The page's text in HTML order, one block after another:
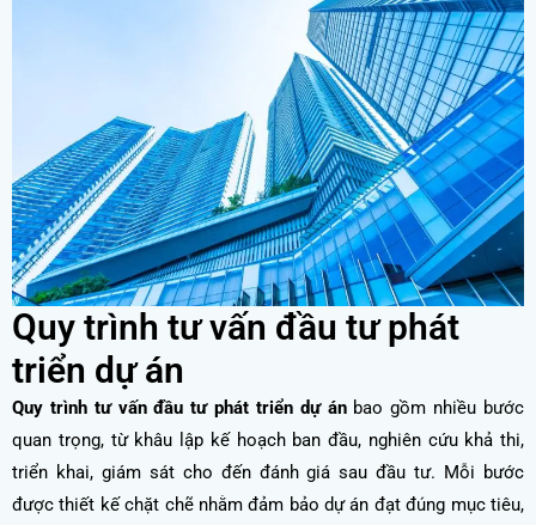
Quy trình tư vấn đầu tư phát
triển dự án
Quy trình tư vấn đầu tư phát triển dự ánbao gồm nhiều bước
quan trọng, từ khâu lập kế hoạch ban đầu, nghiên cứu khả thi,
triển khai, giám sát cho đến đánh giá sau đầu tư. Mỗi bước
được thiết kế chặt chẽ nhằm đảm bảo dự án đạt đúng mục tiêu,